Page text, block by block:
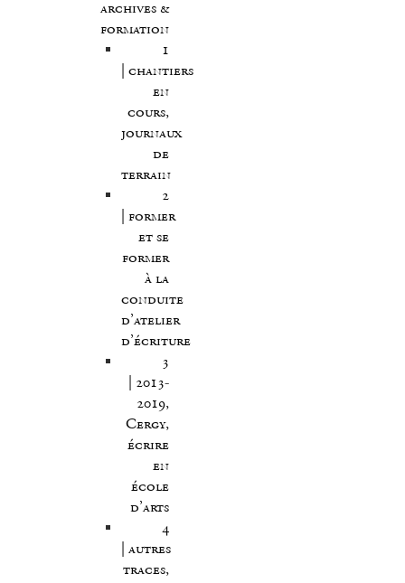
archives &
formation
1
| chantiers
en
cours,
journaux
de
terrain
2
| former
et se
former
à la
conduite
d’atelier
d’écriture
3
| 2013-
2019,
Cergy,
écrire
en
école
d’arts
4
| autres
traces,